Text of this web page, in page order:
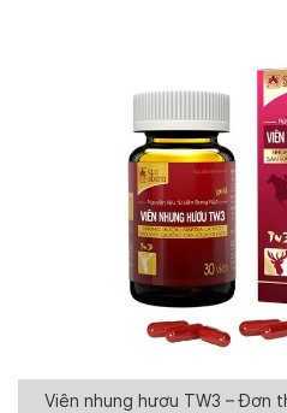
Viên nhung hươu TW3 – Đơn